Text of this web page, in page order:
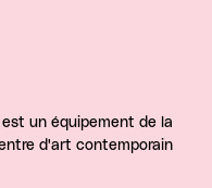
un équipement de la
d'art contemporain